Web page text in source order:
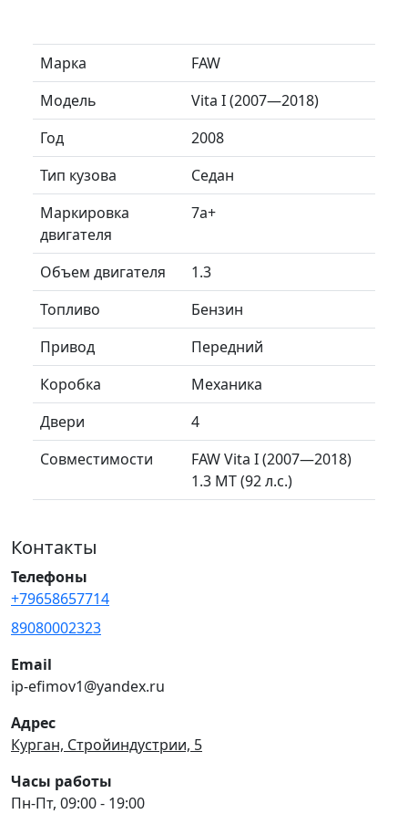
Марка
FAW
Модель
Vita I (2007—2018)
Год
2008
Тип кузова
Седан
Маркировка
двигателя
7a+
Объем двигателя
1.3
Топливо
Бензин
Привод
Передний
Коробка
Механика
Двери
4
Совместимости
FAW Vita I (2007—2018)
1.3 MT (92 л.с.)
Контакты
Телефоны
+79658657714
89080002323
Email
ip-efimov1@yandex.ru
Адрес
Курган, Стройиндустрии, 5
Часы работы
Пн-Пт, 09:00 - 19:00